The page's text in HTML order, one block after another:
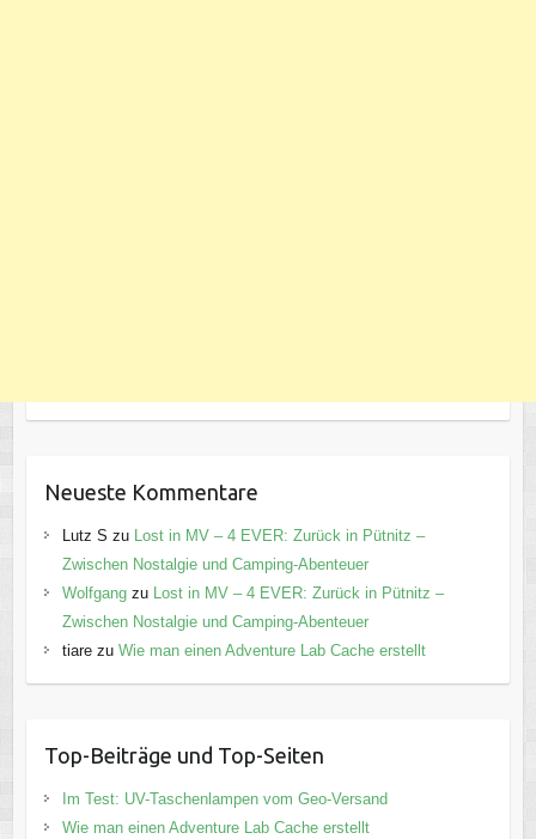
Neueste Kommentare
Lutz S zu
Lost in MV – 4 EVER: Zurück in Pütnitz –
Zwischen Nostalgie und Camping-Abenteuer
Wolfgangzu
Lost in MV – 4 EVER: Zurück in Pütnitz –
Zwischen Nostalgie und Camping-Abenteuer
tiarezu Wie man einen Adventure Lab Cache erstellt
Top-Beiträge und Top-Seiten
Im Test: UV-Taschenlampen vom Geo-Versand
Wie man einen Adventure Lab Cache erstellt